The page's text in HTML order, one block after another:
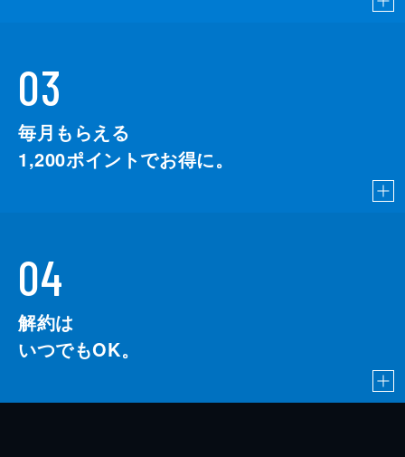
03
毎月もらえる
1,200ポイントでお得に。
04
解約は
いつでもOK。